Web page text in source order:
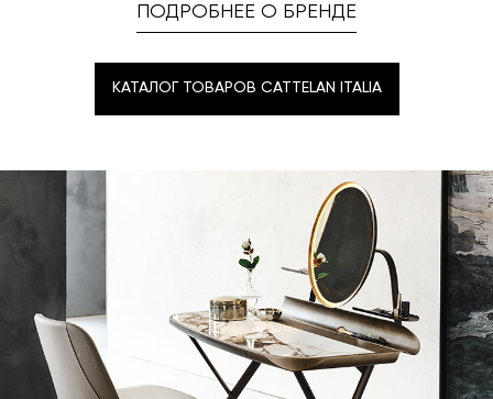
ПОДРОБНЕЕ О БРЕНДЕ
КАТАЛОГ ТОВАРОВ CATTELAN ITALIA